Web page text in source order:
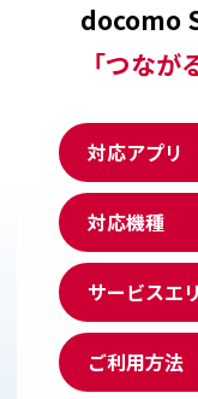
docomo
「つなが
対応アプリ
対応機種
サービスエ
ご利用方法